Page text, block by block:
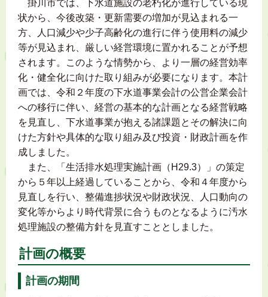
掛川市では、下水道施設の老朽化が進行している現
状から、今後改築・更新需要の増加が見込まれる一
方、人口減少や少子高齢化の進行に伴う使用料の減少
等が見込まれ、厳しい経営環境に置かれることが予想
されます。このような情勢から、より一層の経営効率
化・健全化に向けた取り組みが必要になります。本計
画では、令和２年度の下水道事業会計の公営企業会計
への移行に伴い、経営の基本的な計画となる経営戦略
を見直し、下水道事業が抱える諸課題とその解決に向
けた方針や具体的な取り組み及び投資・財政計画を作
成しました。
また、「生活排水処理実施計画（H29.3）」の策定
から５年以上経過していることから、令和４年度から
見直しを行い、整備進捗状況や財政状況、人口動向の
変化等からより時代背景に合うものとなるように汚水
処理施設の整備方針を見直すこととしました。
計画の概要
計画の期間